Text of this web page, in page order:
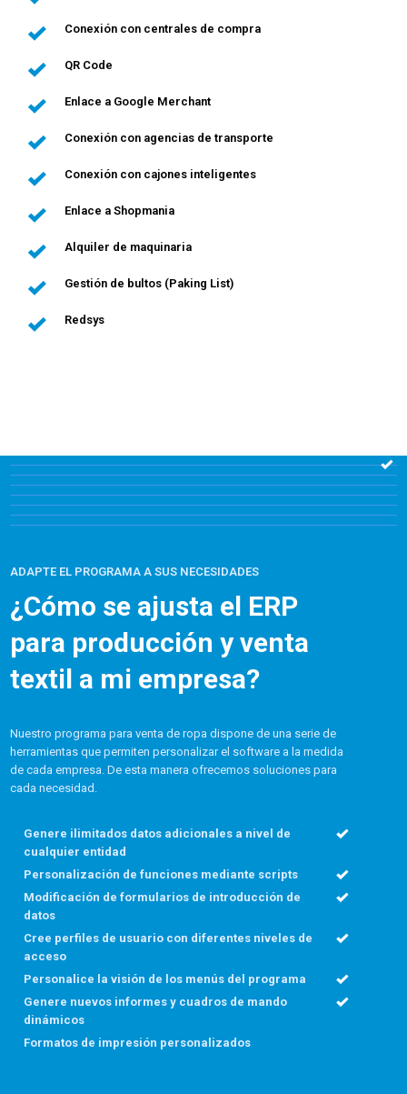
Conexión con centrales de compra
QR Code
Enlace a Google Merchant
Conexión con agencias de transporte
Conexión con cajones inteligentes
Enlace a Shopmania
Alquiler de maquinaria
Gestión de bultos (Paking List)
Redsys
ADAPTE EL PROGRAMA A SUS NECESIDADES
¿Cómo se ajusta el ERP
para producción y venta
textil a mi empresa?
Nuestro programa para venta de ropa dispone de una serie de
herramientas que permiten personalizar el software a la medida
de cada empresa. De esta manera ofrecemos soluciones para
cada necesidad.
Genere ilimitados datos adicionales a nivel de
cualquier entidad
Personalización de funciones mediante scripts
Modificación de formularios de introducción de
datos
Cree perfiles de usuario con diferentes niveles de
acceso
Personalice la visión de los menús del programa
Genere nuevos informes y cuadros de mando
dinámicos
Formatos de impresión personalizados